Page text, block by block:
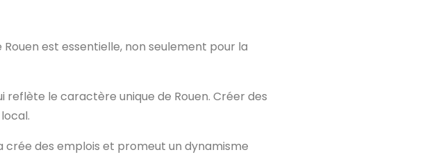
est essentielle, non seulement pour la
reflète le caractère unique de Rouen. Créer des
crée des emplois et promeut un dynamisme